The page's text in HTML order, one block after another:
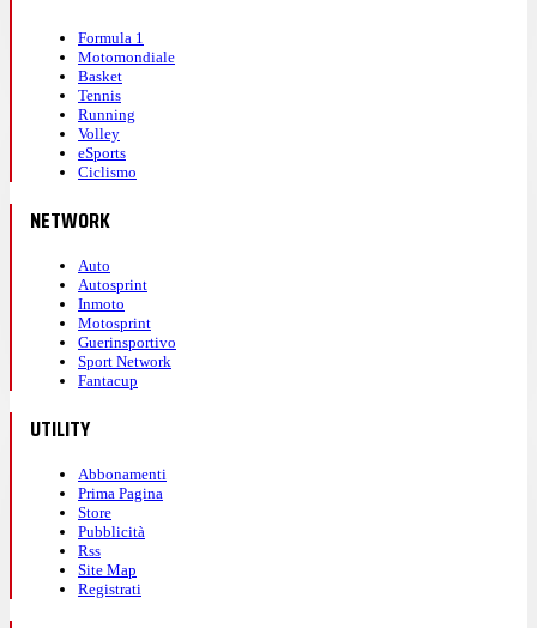
Formula 1
Motomondiale
Basket
Tennis
Running
Volley
eSports
Ciclismo
NETWORK
Auto
Autosprint
Inmoto
Motosprint
Guerinsportivo
Sport Network
Fantacup
UTILITY
Abbonamenti
Prima Pagina
Store
Pubblicità
Rss
Site Map
Registrati